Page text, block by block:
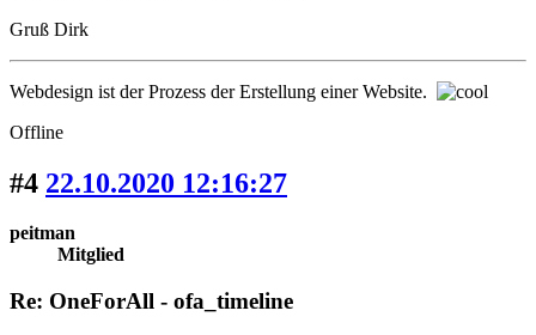
Gruß Dirk
Webdesign ist der Prozess der Erstellung einer Website.
Offline
#4 22.10.2020 12:16:27
peitman
Mitglied
Re: OneForAll - ofa_timeline